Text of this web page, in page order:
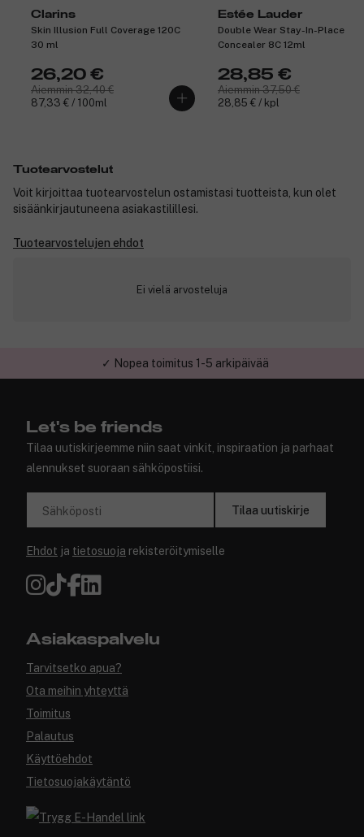
Clarins
Skin Illusion Full Coverage 120C
30 ml
26,20 €
Aiemmin 32,40 €
87,33 € / 100ml
Estée Lauder
Double Wear Stay-In-Place
Concealer 8C 12ml
28,85 €
Aiemmin 37,50 €
28,85 € / kpl
Tuotearvostelut
Voit kirjoittaa tuotearvostelun ostamistasi tuotteista, kun olet
sisäänkirjautuneena asiakastilillesi.
Tuotearvostelujen ehdot
Ei vielä arvosteluja
✓ Turvallinen verkkokauppa
Let's be friends
Tilaa uutiskirjeemme niin saat vinkit, inspiraation ja parhaat
alennukset suoraan sähköpostiisi.
Sähköposti Tilaa uutiskirje
Ehdot ja tietosuoja rekisteröitymiselle
Asiakaspalvelu
Tarvitsetko apua?
Ota meihin yhteyttä
Toimitus
Palautus
Käyttöehdot
Tietosuojakäytäntö